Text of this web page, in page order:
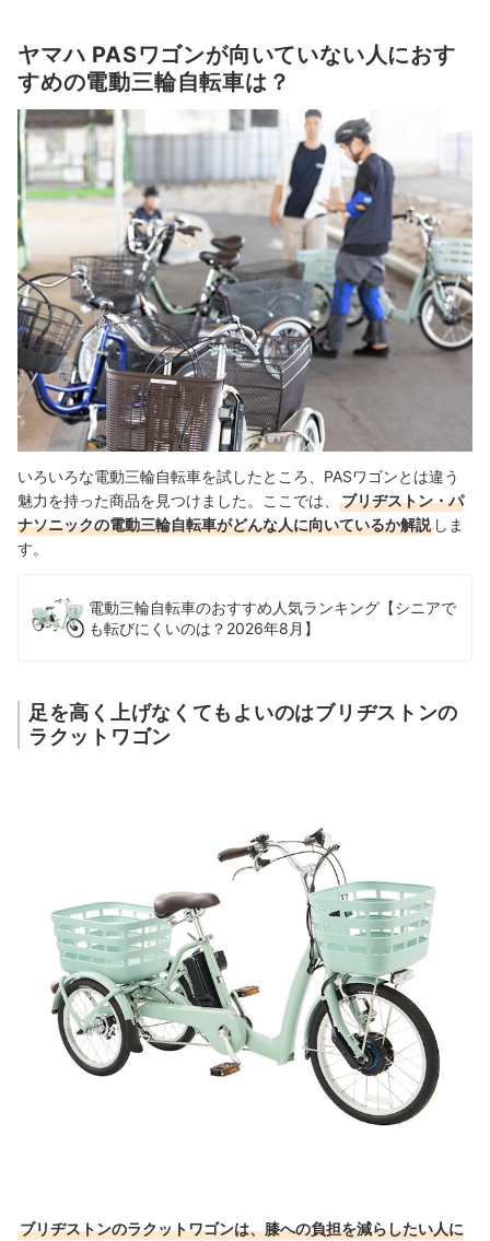
ヤマハ PASワゴンが向いていない人におす
すめの電動三輪自転車は？
いろいろな電動三輪自転車を試したところ、PASワゴンとは違う
魅力を持った商品を見つけました。ここでは、
ブリヂストン・パ
ナソニックの電動三輪自転車がどんな人に向いているか解説 しま
す。
電動三輪自転車のおすすめ人気ランキング【シニアで
も転びにくいのは？2026年8月】
足を高く上げなくてもよいのはブリヂストンの
ラクットワゴン
ブリヂストンのラクットワゴンは、膝への負担を減らしたい人に